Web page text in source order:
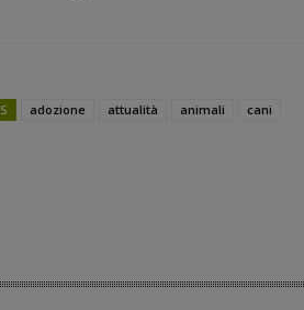
adozione attualità animali cani